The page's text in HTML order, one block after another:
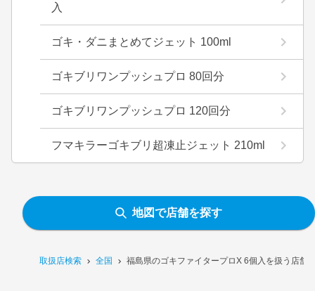
取扱店検索 全国 福島県のゴキファイタープロX 6個入を扱う店舗
入
ゴキ・ダニまとめてジェット 100ml
ゴキブリワンプッシュプロ 80回分
ゴキブリワンプッシュプロ 120回分
フマキラーゴキブリ超凍止ジェット 210ml
地図で店舗を探す